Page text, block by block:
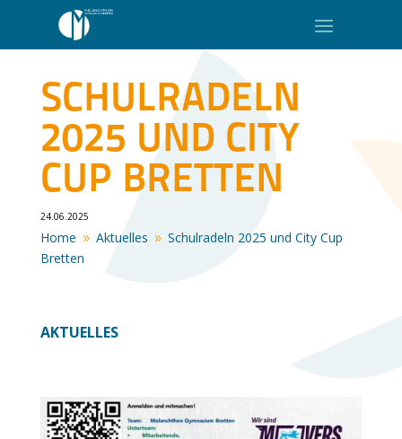
SCHULRADELN
2025 UND CITY
CUP BRETTEN
24.06.2025
Home 9 Aktuelles 9 Schulradeln 2025 und City Cup
Bretten
AKTUELLES